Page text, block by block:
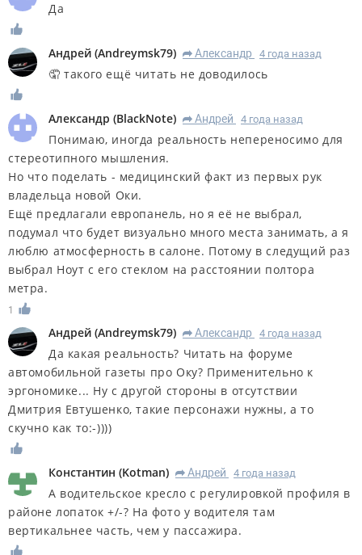
Да
Андрей (Andreymsk79) R Александр 4 года назад
🤦 такого ещё читать не доводилось
Александр (BlackNote) R Андрей 4 года назад
Понимаю, иногда реальность непереносимо для
стереотипного мышления.
Но что поделать - медицинский факт из первых рук
владельца новой Оки.
Ещё предлагали европанель, но я её не выбрал,
подумал что будет визуально много места занимать, а я
люблю атмосферность в салоне. Потому в следущий раз
выбрал Ноут с его стеклом на расстоянии полтора
метра.
1
Андрей (Andreymsk79) R Александр 4 года назад
Да какая реальность? Читать на форуме
автомобильной газеты про Оку? Применительно к
эргономике... Ну с другой стороны в отсутствии
Дмитрия Евтушенко, такие персонажи нужны, а то
скучно как то:-))))
Константин (Kotman) R Андрей 4 года назад
А водительское кресло с регулировкой профиля в
районе лопаток +/-? На фото у водителя там
вертикальнее часть, чем у пассажира.